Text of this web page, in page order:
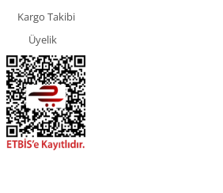
Kargo Takibi
Üyelik